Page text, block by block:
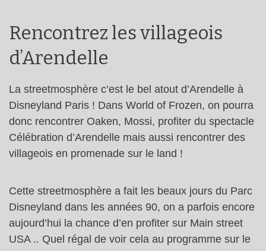
Rencontrez les villageois
d’Arendelle
La streetmosphère c’est le bel atout d’Arendelle à
Disneyland Paris ! Dans World of Frozen, on pourra
donc rencontrer Oaken, Mossi, profiter du spectacle
Célébration d’Arendelle mais aussi rencontrer des
villageois en promenade sur le land !
Cette streetmosphère a fait les beaux jours du Parc
Disneyland dans les années 90, on a parfois encore
aujourd’hui la chance d’en profiter sur Main street
USA .. Quel régal de voir cela au programme sur le